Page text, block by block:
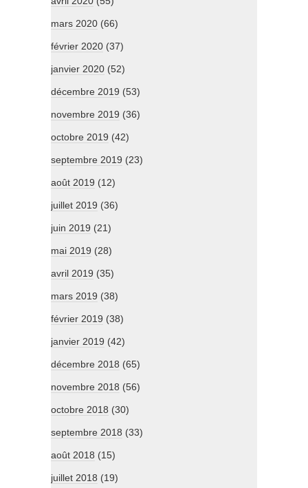
mars 2020 (66)
février 2020 (37)
janvier 2020 (52)
décembre 2019 (53)
novembre 2019 (36)
octobre 2019 (42)
septembre 2019 (23)
août 2019 (12)
juillet 2019 (36)
juin 2019 (21)
mai 2019 (28)
avril 2019 (35)
mars 2019 (38)
février 2019 (38)
janvier 2019 (42)
décembre 2018 (65)
novembre 2018 (56)
octobre 2018 (30)
septembre 2018 (33)
août 2018 (15)
juillet 2018 (19)